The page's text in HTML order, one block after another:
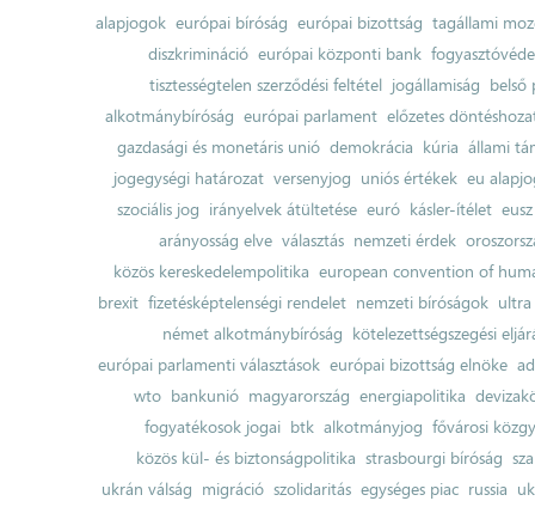
alapjogok európai bíróság európai bizottság tagállami
diszkrimináció európai központi bank
tisztességtelen szerződési feltétel jogállamiság belső
alkotmánybíróság európai parlament előzetes
gazdasági és monetáris unió demokrácia kúria állami
jogegységi határozat versenyjog uniós értékek eu
szociális jog irányelvek átültetése euró kásler-ítélet
arányosság elve választás nemzeti érdek
közös kereskedelempolitika european convention of
brexit fizetésképtelenségi rendelet nemzeti bíróságok ultra
német alkotmánybíróság kötelezettségszegési
európai parlamenti választások európai bizottság elnöke
wto bankunió magyarország energiapolitika
fogyatékosok jogai btk alkotmányjog fővárosi
közös kül- és biztonságpolitika strasbourgi bíróság
ukrán válság migráció szolidaritás egységes piac russia